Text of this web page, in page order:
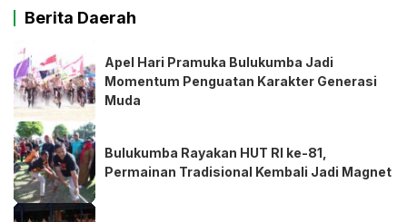
Berita Daerah
Apel Hari Pramuka Bulukumba Jadi
Momentum Penguatan Karakter Generasi
Muda
Bulukumba Rayakan HUT RI ke-81,
Permainan Tradisional Kembali Jadi Magnet